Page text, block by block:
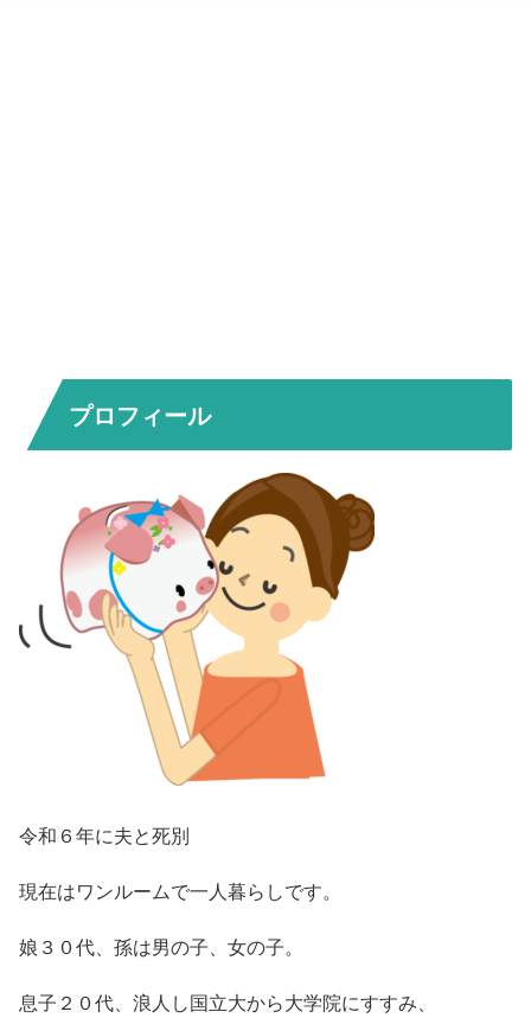
プロフィール
令和６年に夫と死別
現在はワンルームで一人暮らしです。
娘３０代、孫は男の子、女の子。
息子２０代、浪人し国立大から大学院にすすみ、